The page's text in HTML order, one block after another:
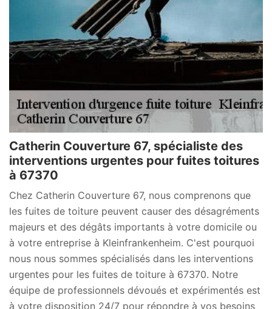
Catherin Couverture 67, spécialiste des
interventions urgentes pour fuites toitures
à 67370
Chez Catherin Couverture 67, nous comprenons que
les fuites de toiture peuvent causer des désagréments
majeurs et des dégâts importants à votre domicile ou
à votre entreprise à Kleinfrankenheim. C'est pourquoi
nous nous sommes spécialisés dans les interventions
urgentes pour les fuites de toiture à 67370. Notre
équipe de professionnels dévoués et expérimentés est
à votre disposition 24/7 pour répondre à vos besoins